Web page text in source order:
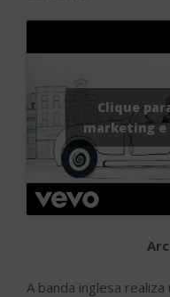
Clique
marketing
A banda inglesa